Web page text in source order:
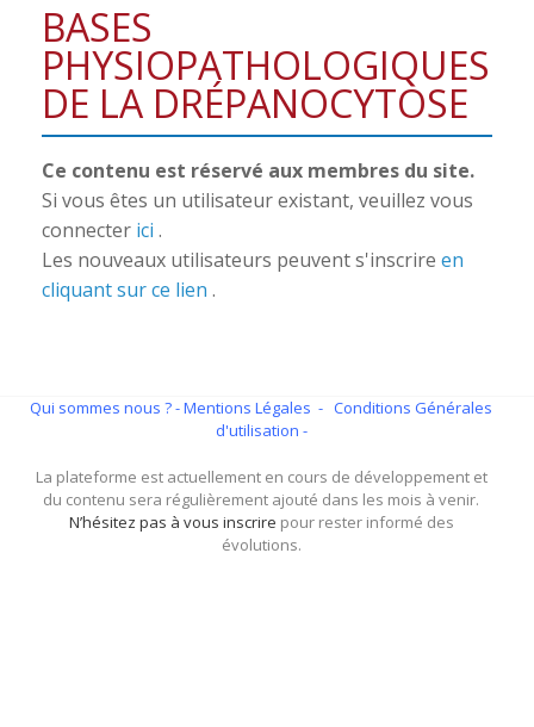
BASES
PHYSIOPATHOLOGIQUES
DE LA DRÉPANOCYTOSE
Ce contenu est réservé aux membres du site.
Si vous êtes un utilisateur existant, veuillez vous
connecter ici .
Les nouveaux utilisateurs peuvent s'inscrire en
cliquant sur ce lien .
Qui sommes nous ?- Mentions Légales - Conditions Générales
d'utilisation -
La plateforme est actuellement en cours de développement et
du contenu sera régulièrement ajouté dans les mois à venir.
N’hésitez pas à vous inscrire pour rester informé des
évolutions.